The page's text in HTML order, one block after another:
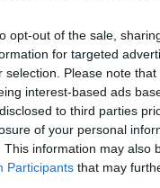
opt-out of the sale,
for targeted
selection. Please note
interest-based ads
to third parties
of your personal
This information may also
Participants that may
Interjú Lemezkritika
PODCASTJAI ITT!
HAZAI LEMEZEK.
SOROZATOK.